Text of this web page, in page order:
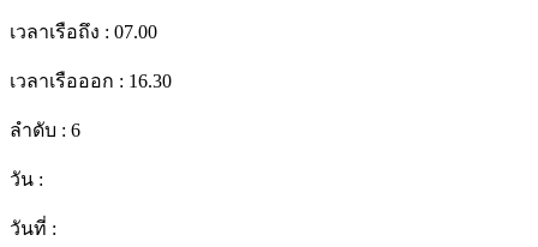
เวลาเรือถึง : 07.00
เวลาเรือออก : 16.30
ลำดับ : 6
วัน :
วันที่ :